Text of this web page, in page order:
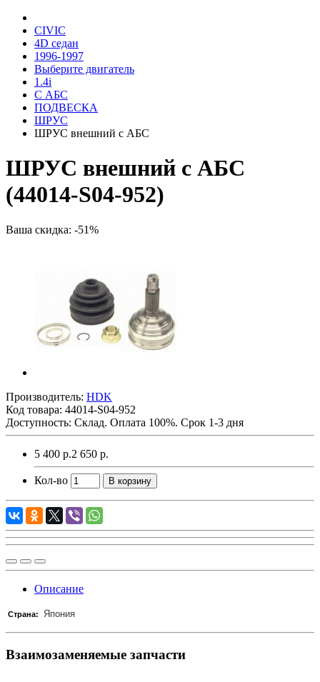
CIVIC
4D седан
1996-1997
Выберите двигатель
1.4i
С АБС
ПОДВЕСКА
ШРУС
ШРУС внешний с АБС
ШРУС внешний с АБС
(44014-S04-952)
Ваша скидка: -51%
Производитель: HDK
Код товара: 44014-S04-952
Доступность: Склад. Оплата 100%. Срок 1-3 дня
5 400 р.2 650 р.
Кол-во В корзину
Описание
Страна: Япония
Взаимозаменяемые запчасти